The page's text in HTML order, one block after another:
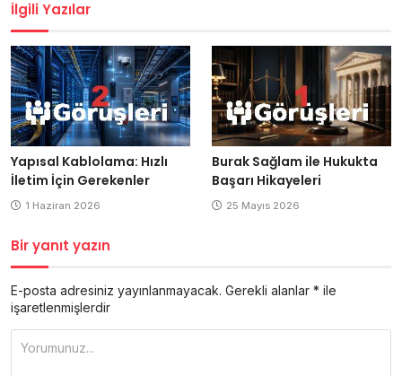
İlgili Yazılar
Yapısal Kablolama: Hızlı
İletim İçin Gerekenler
1 Haziran 2026
Burak Sağlam ile Hukukta
Başarı Hikayeleri
25 Mayıs 2026
Bir yanıt yazın
E-posta adresiniz yayınlanmayacak. Gerekli alanlar * ile
işaretlenmişlerdir